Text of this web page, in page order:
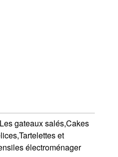
gateaux salés,Cakes
et
électroménager